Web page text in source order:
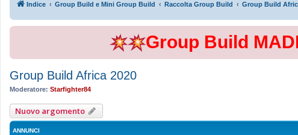
Indice Group Build e Mini Group Build Raccolta Group Build Group Build
Group Build
Group Build Africa 2020
Moderatore: Starfighter84
Nuovo argomento
ANNUNCI